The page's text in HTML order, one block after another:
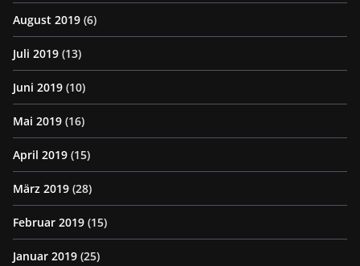
August 2019 (6)
Juli 2019 (13)
Juni 2019 (10)
Mai 2019 (16)
April 2019 (15)
März 2019 (28)
Februar 2019 (15)
Januar 2019 (25)